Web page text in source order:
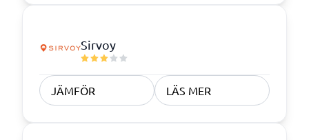
Sirvoy
JÄMFÖR LÄS MER